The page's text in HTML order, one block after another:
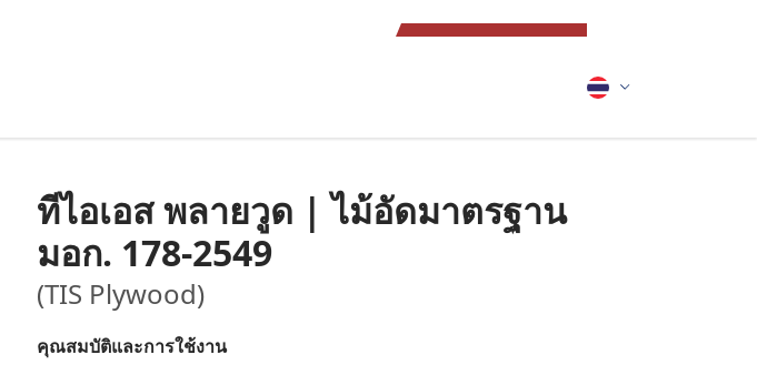
ทีไอเอส พลายวูด | ไม้อัดมาตรฐาน
มอก. 178-2549
(TIS Plywood)
คุณสมบัติและการใช้งาน